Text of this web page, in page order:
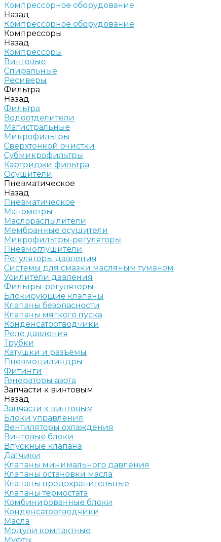
Компрессорное оборудование
Назад
Компрессорное оборудование
Компрессоры
Назад
Компрессоры
Винтовые
Спиральные
Ресиверы
Фильтра
Назад
Фильтра
Водоотделители
Магистральные
Микрофильтры
Сверхтонкой очистки
Субмикрофильтры
Картриджи фильтра
Осушители
Пневматическое
Назад
Пневматическое
Манометры
Маслораспылители
Мембранные осушители
Микрофильтры-регуляторы
Пневмоглушители
Регуляторы давления
Системы для смазки масляным туманом
Усилители давления
Фильтры-регуляторы
Блокирующие клапаны
Клапаны безопасности
Клапаны мягкого пуска
Конденсатоотводчики
Реле давления
Трубки
Катушки и разъёмы
Пневмоцилиндры
Фитинги
Генераторы азота
Запчасти к винтовым
Назад
Запчасти к винтовым
Блоки управления
Вентиляторы охлаждения
Винтовые блоки
Впускные клапана
Датчики
Клапаны минимального давления
Клапаны остановки масла
Клапаны предохранительные
Клапаны термостата
Комбинированные блоки
Конденсатоотводчики
Масла
Модули компактные
Муфты